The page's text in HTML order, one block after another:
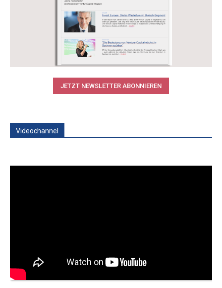
JETZT NEWSLETTER ABONNIEREN
Videochannel